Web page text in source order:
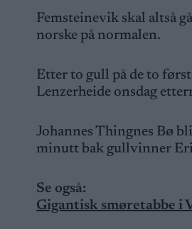
Femsteinevik skal altså
norske på normalen.
Etter to gull på de to
Lenzerheide onsdag
Johannes Thingnes Bø
minutt bak gullvinner
Se også:
Gigantisk smøretabbe i